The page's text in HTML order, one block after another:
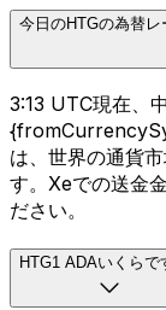
今日のHTGの為替
3:13 UTC現在、
は、世界の通貨
す。Xeでの送金
ださい。
HTG1 ADAいくらで